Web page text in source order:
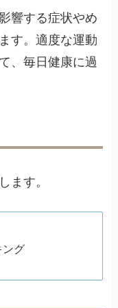
響する症状やめ
す。適度な運動
、毎日健康に過
ます。
ング